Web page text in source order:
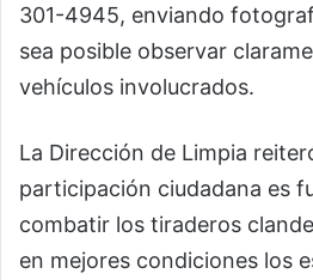
301-4945, enviando
sea posible observar
vehículos involucrados.
La Dirección de Limpia
participación ciudadana es
combatir los tiraderos
en mejores condiciones los